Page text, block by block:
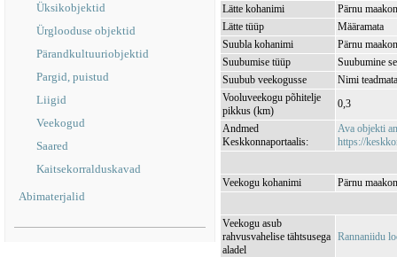
Üksikobjektid
Ürglooduse objektid
Pärandkultuuriobjektid
Pargid, puistud
Liigid
Veekogud
Saared
Kaitsekorralduskavad
Abimaterjalid
Lätte kohanimi
Pärnu
Lätte tüüp
Määramata
Suubla kohanimi
Pärnu
Suubumise tüüp
Suubumine
Suubub veekogusse
Nimi
Vooluveekogu põhitelje
pikkus (km)
0,3
Andmed
Keskkonnaportaalis:
Ava objekti
https://
Veekogu kohanimi Pärnu
Veekogu asub
rahvusvahelise tähtsusega
aladel
Rannaniidu